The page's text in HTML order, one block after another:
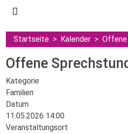
Startseite Kalender Offene
Offene
Kategorie
Familien
Datum
11.05.2026 14:00
Veranstaltungsort